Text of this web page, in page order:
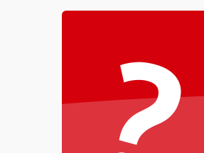
аккумулятором